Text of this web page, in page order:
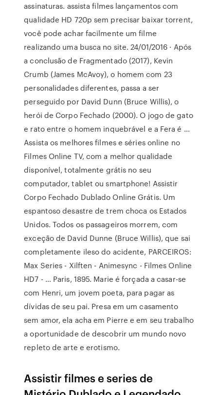
assinaturas. assista filmes lançamentos com
qualidade HD 720p sem precisar baixar torrent,
você pode achar facilmente um filme
realizando uma busca no site. 24/01/2016 · Após
a conclusão de Fragmentado (2017), Kevin
Crumb (James McAvoy), o homem com 23
personalidades diferentes, passa a ser
perseguido por David Dunn (Bruce Willis), o
herói de Corpo Fechado (2000). O jogo de gato
e rato entre o homem inquebrável e a Fera é …
Assista os melhores filmes e séries online no
Filmes Online TV, com a melhor qualidade
disponível, totalmente grátis no seu
computador, tablet ou smartphone! Assistir
Corpo Fechado Dublado Online Grátis. Um
espantoso desastre de trem choca os Estados
Unidos. Todos os passageiros morrem, com
exceção de David Dunne (Bruce Willis), que sai
completamente ileso do acidente, PARCEIROS:
Max Series - Xilften - Animesync - Filmes Online
HD7 - … Paris, 1895. Marie é forçada a casar-se
com Henri, um jovem poeta, para pagar as
dívidas de seu pai. Presa em um casamento
sem amor, ela acha em Pierre e em seu trabalho
a oportunidade de descobrir um mundo novo
repleto de arte e erotismo.
Assistir filmes e series de